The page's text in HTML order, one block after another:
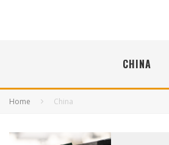
CHINA
Home China